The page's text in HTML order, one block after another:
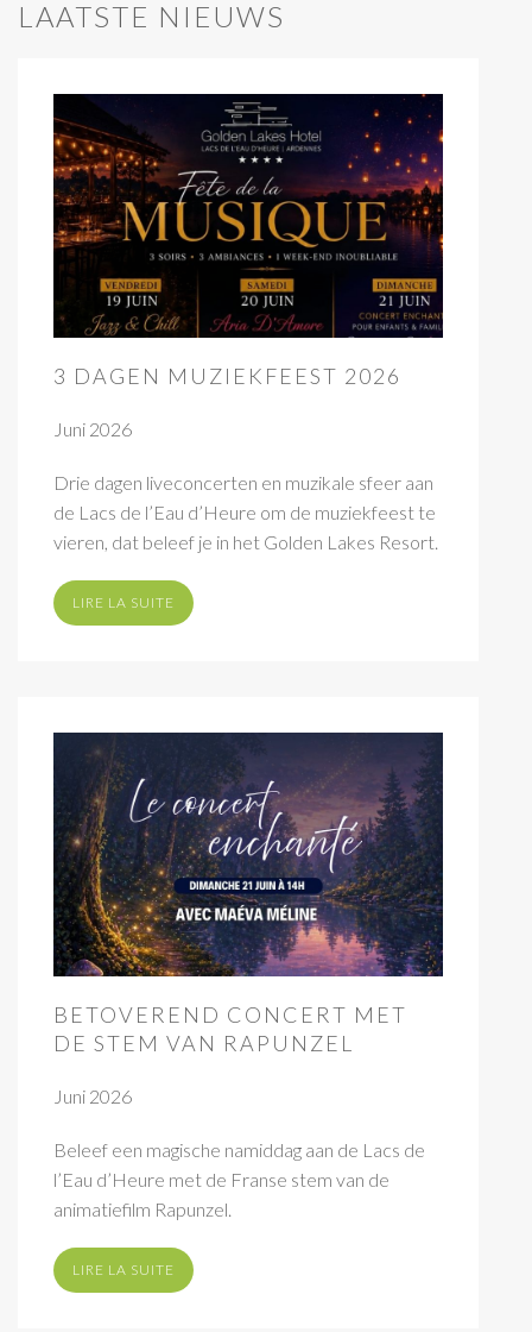
LAATSTE NIEUWS
3 DAGEN MUZIEKFEEST 2026
Juni 2026
Drie dagen liveconcerten en muzikale sfeer aan
de Lacs de l’Eau d’Heure om de muziekfeest te
vieren, dat beleef je in het Golden Lakes Resort.
LIRE LA SUITE
BETOVEREND CONCERT MET
DE STEM VAN RAPUNZEL
Juni 2026
Beleef een magische namiddag aan de Lacs de
l’Eau d’Heure met de Franse stem van de
animatiefilm Rapunzel.
LIRE LA SUITE